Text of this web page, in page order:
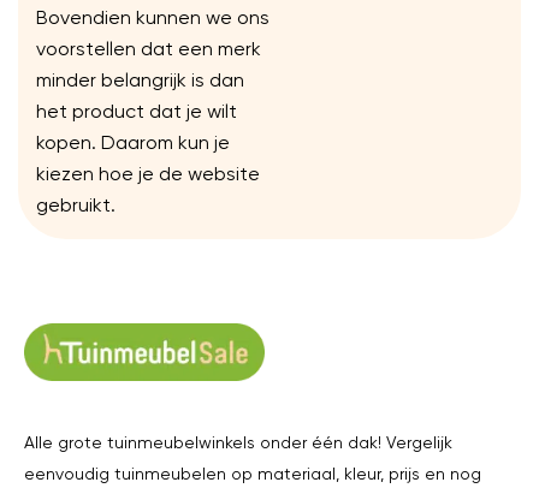
Bovendien kunnen we ons
voorstellen dat een merk
minder belangrijk is dan
het product dat je wilt
kopen. Daarom kun je
kiezen hoe je de website
gebruikt.
Alle grote tuinmeubelwinkels onder één dak! Vergelijk
eenvoudig tuinmeubelen op materiaal, kleur, prijs en nog